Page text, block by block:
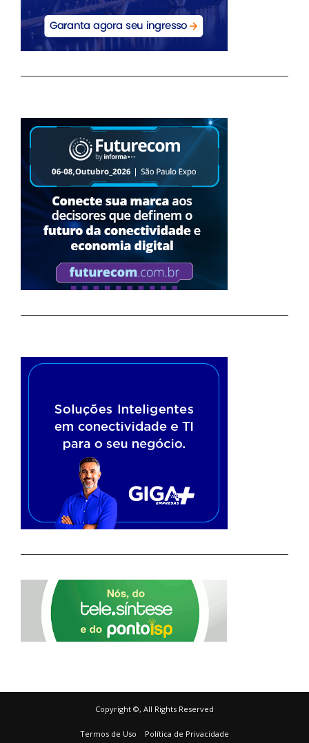
Copyright ©, All Rights Reserved
Termos de Uso Política de Privacidade